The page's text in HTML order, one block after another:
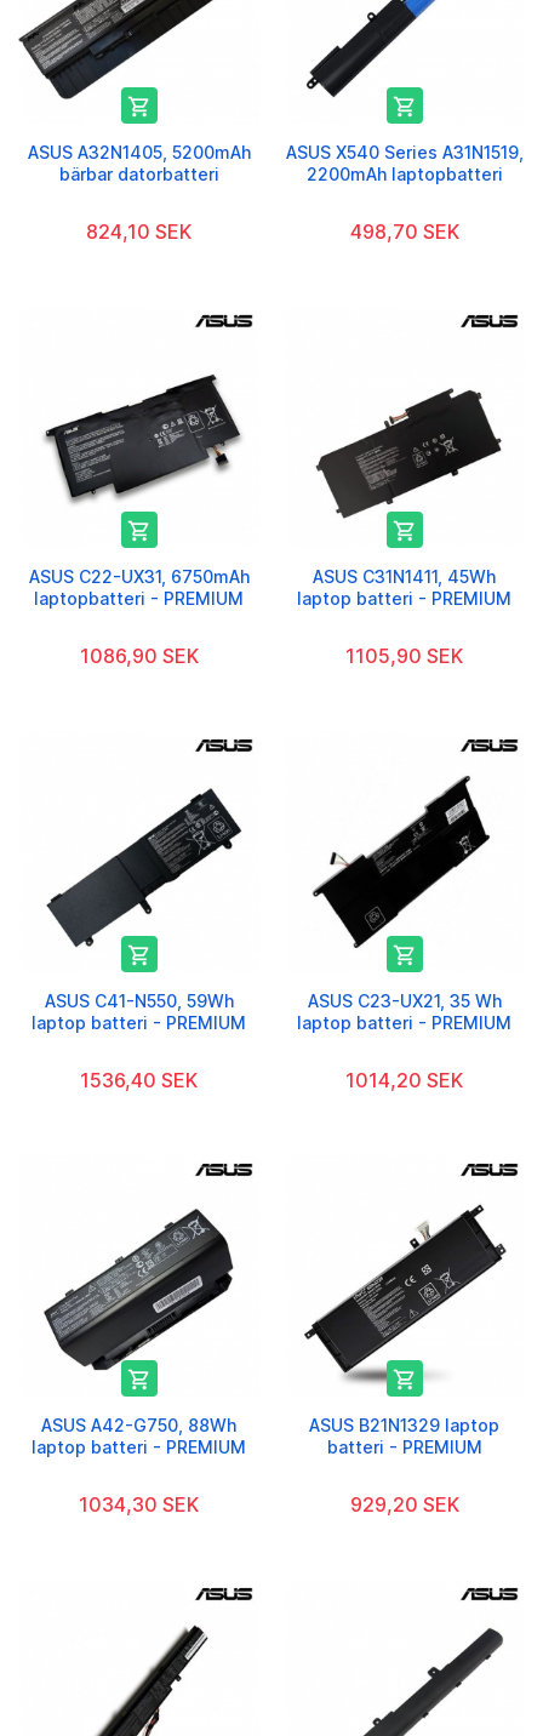

ASUS A32N1405, 5200mAh
bärbar datorbatteri
824,10 SEK

ASUS X540 Series A31N1519,
2200mAh laptopbatteri
498,70 SEK

ASUS C22-UX31, 6750mAh
laptopbatteri - PREMIUM
1086,90 SEK

ASUS C31N1411, 45Wh
laptop batteri - PREMIUM
1105,90 SEK

ASUS C41-N550, 59Wh
laptop batteri - PREMIUM
1536,40 SEK

ASUS C23-UX21, 35 Wh
laptop batteri - PREMIUM
1014,20 SEK

ASUS A42-G750, 88Wh
laptop batteri - PREMIUM
1034,30 SEK

ASUS B21N1329 laptop
batteri - PREMIUM
929,20 SEK